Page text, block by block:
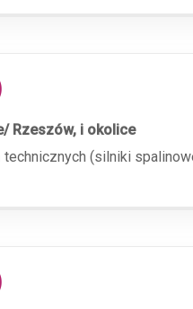
Rzeszów, i okolice
(silniki